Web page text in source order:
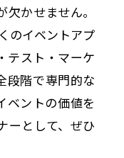
かせません。
のイベントアプ
テスト・マーケ
段階で専門的な
ベントの価値を
ーとして、ぜひ